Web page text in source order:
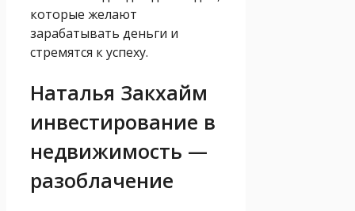
которые желают
зарабатывать деньги и
стремятся к успеху.
Наталья Закхайм
инвестирование в
недвижимость —
разоблачение